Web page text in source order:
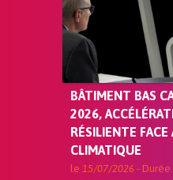
BÂTIMENT BAS
2026,
RÉSILIENTE
CLIMATIQUE
le 15/07/2026 - Durée